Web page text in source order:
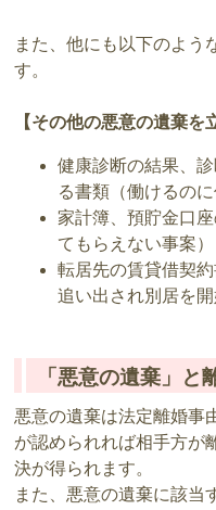
また、他にも以下のよう
す。
【その他の悪意の遺棄を
健康診断の結果、
る書類（働けるの
家計簿、預貯金口
てもらえない事案）
転居先の賃貸借契
追い出され別居を開
「悪意の遺棄」
悪意の遺棄は法定離婚事
が認められれば相手方が
決が得られます。
また、悪意の遺棄に該当